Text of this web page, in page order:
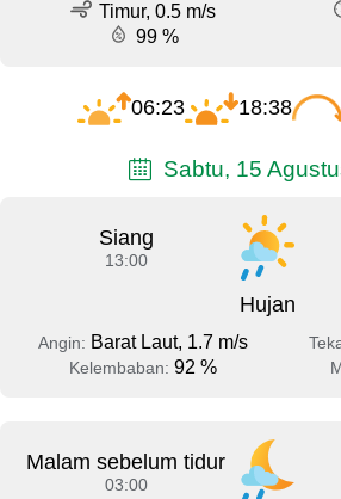
Timur, 0.5 m/s
99 %
06:23 18:38
Sabtu, 15
Siang
13:00
Hujan
Angin: Barat Laut, 1.7 m/s
Kelembaban: 92 %
Malam sebelum tidur
03:00